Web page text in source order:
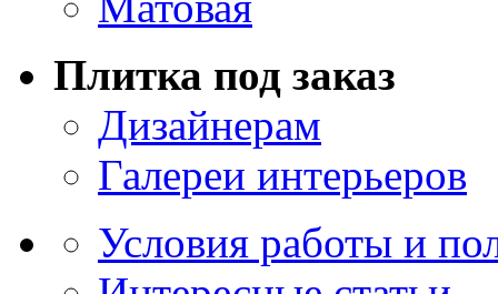
Плитка под заказ
Дизайнерам
Галереи интерьеров
Условия работы и